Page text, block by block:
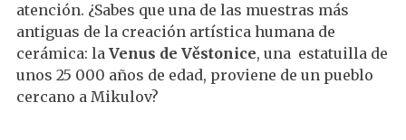
atención. ¿Sabes que una de las muestras más
antiguas de la creación artística humana de
cerámica: la Venus de Věstonice, una estatuilla de
unos 25 000 años de edad, proviene de un pueblo
cercano a Mikulov?